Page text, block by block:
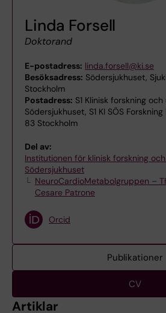
Linda Forsell
Doktorand
E-postadress: linda.forsell@ki.se
Besöksadress: Södersjukhuset,
Stockholm
Postadress: S1 Klinisk forskning
Södersjukhuset, S1 KI SÖS
83 Stockholm
Del av:
Institutionen för klinisk forskning
Södersjukhuset
NeuroCardioMetabolgruppen –
Cesare Patrone
Orcid
Publikationer
CV
Artiklar